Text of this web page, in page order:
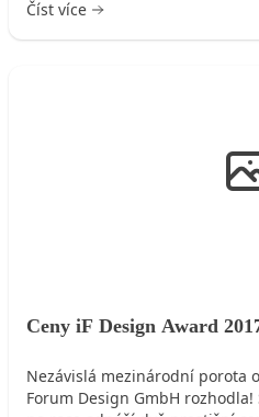
Číst více
Ceny iF Design Award
Nezávislá mezinárodní porota
Forum Design GmbH